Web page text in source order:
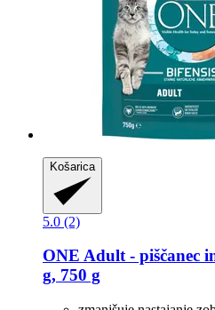
Košarica
5.0 (2)
ONE Adult -​ piščanec
g, 750 g